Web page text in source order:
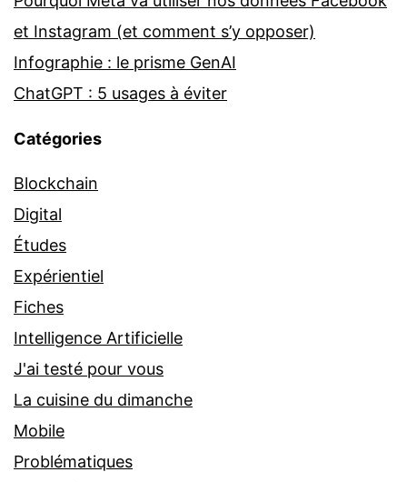
et Instagram (et comment s’y opposer)
Infographie : le prisme GenAI
ChatGPT : 5 usages à éviter
Catégories
Blockchain
Digital
Études
Expérientiel
Fiches
Intelligence Artificielle
J'ai testé pour vous
La cuisine du dimanche
Mobile
Problématiques